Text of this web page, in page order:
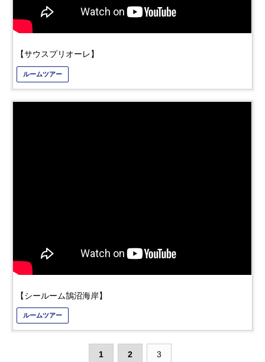
ルームツアー
【サウスプリオーレ】
ルームツアー
【シールーム鵠沼海岸】
1 2 3